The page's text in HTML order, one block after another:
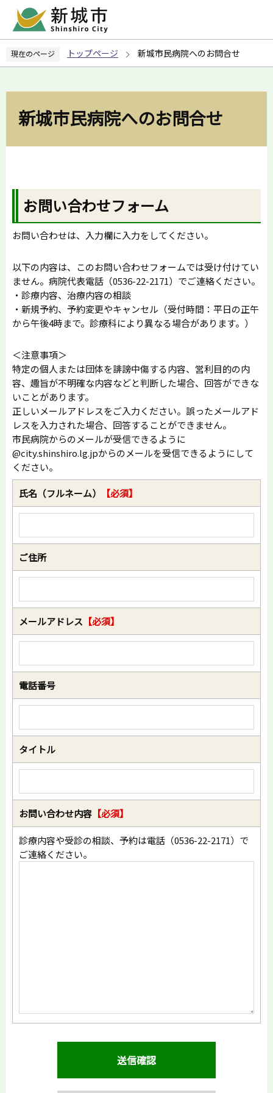
ペ
の
現在のページ トップページ 新城市民病院へのお問合せ
新城市民病院へのお問合せ
お問い合わせフォーム
お問い合わせは、入力欄に入力をしてください。
以下の内容は、このお問い合わせフォームでは受け付けてい
ません。病院代表電話（0536-22-2171）でご連絡ください。
・診療内容、治療内容の相談
・新規予約、予約変更やキャンセル（受付時間：平日の正午
から午後4時まで。診療科により異なる場合があります。）
＜注意事項＞
特定の個人または団体を誹謗中傷する内容、営利目的の内
容、趣旨が不明確な内容などと判断した場合、回答ができな
いことがあります。
正しいメールアドレスをご入力ください。誤ったメールアド
レスを入力された場合、回答することができません。
市民病院からのメールが受信できるように
@city.shinshiro.lg.jpからのメールを受信できるようにして
ください。
氏名（フルネーム） 【必須】
ご住所
メールアドレス 【必須】
電話番号
タイトル
お問い合わせ内容 【必須】
診療内容や受診の相談、予約は電話（0536-22-2171）で
ご連絡ください。